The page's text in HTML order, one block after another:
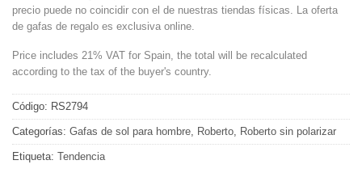
precio puede no coincidir con el de nuestras tiendas físicas. La oferta
de gafas de regalo es exclusiva online.
Price includes 21% VAT for Spain, the total will be recalculated
according to the tax of the buyer's country.
Código: RS2794
Categorías: Gafas de sol para hombre, Roberto, Roberto sin polarizar
Etiqueta: Tendencia